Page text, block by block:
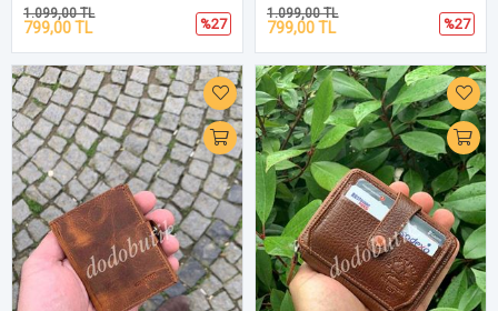
799,00 TL
1.099,00 TL
%27 799,00 TL
1.099,00 TL
%27